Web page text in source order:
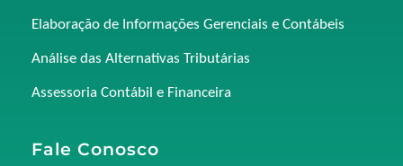
Elaboração de Informações Gerenciais e Contábeis
Análise das Alternativas Tributárias
Assessoria Contábil e Financeira
Fale Conosco